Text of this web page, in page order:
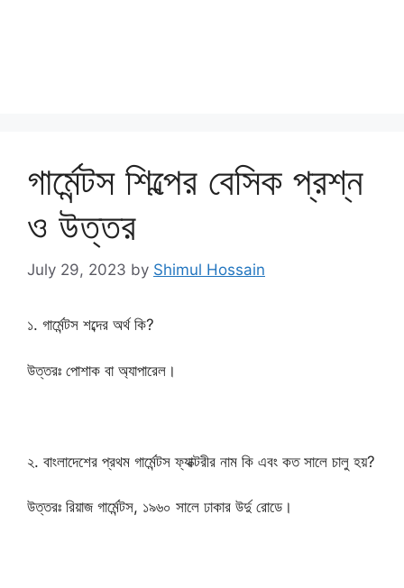
গার্মেন্টস শিল্পের বেসিক প্রশ্ন
ও উত্তর
July 29, 2023 by Shimul Hossain
১. গার্মেন্টস শব্দের অর্থ কি?
উত্তরঃ পোশাক বা অ্যাপারেল।
২. বাংলাদেশের প্রথম গার্মেন্টস ফ্যাক্টরীর নাম কি এবং কত সালে চালু হয়?
উত্তরঃ রিয়াজ গার্মেন্টস, ১৯৬০ সালে ঢাকার উর্দু রোডে।